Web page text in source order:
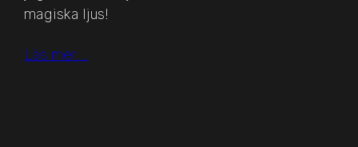
magiska ljus!
Läs mer…